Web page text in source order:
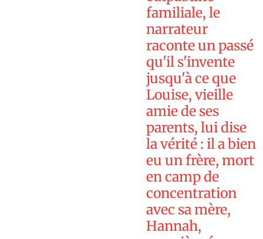
familiale, le
narrateur
raconte un passé
qu'il s'invente
jusqu'à ce que
Louise, vieille
amie de ses
parents, lui dise
la vérité : il a bien
eu un frère, mort
en camp de
concentration
avec sa mère,
Hannah,